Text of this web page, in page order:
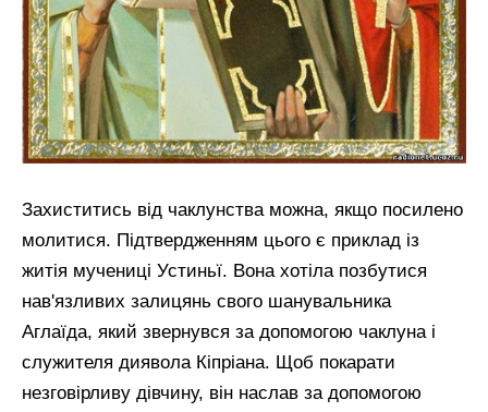
Захиститись від чаклунства можна, якщо посилено
молитися. Підтвердженням цього є приклад із
житія мучениці Устиньї. Вона хотіла позбутися
нав'язливих залицянь свого шанувальника
Аглаїда, який звернувся за допомогою чаклуна і
служителя диявола Кіпріана. Щоб покарати
незговірливу дівчину, він наслав за допомогою